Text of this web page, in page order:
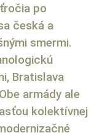
po
česká a
smermi.
Bratislava
armády ale
kolektívnej